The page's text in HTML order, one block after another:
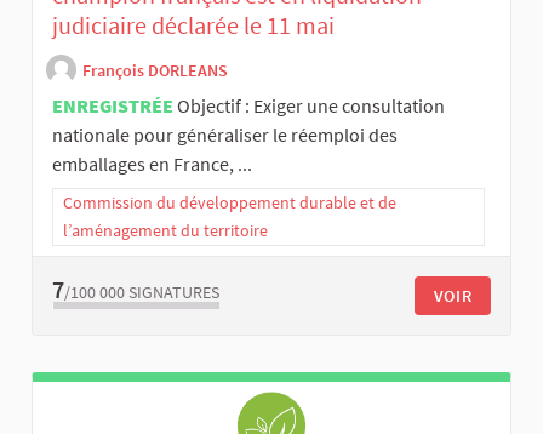
judiciaire déclarée le 11 mai
François DORLEANS
ENREGISTRÉE Objectif : Exiger une consultation
nationale pour généraliser le réemploi des
emballages en France, ...
Commission du développement durable et de
l’aménagement du territoire
7/100 000 SIGNATURES VOIR